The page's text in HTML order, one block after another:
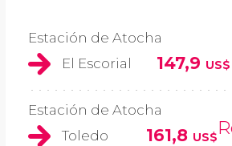
Estación de Atocha
El Escorial
147,9 US$
Estación de Atocha
Toledo
161,8 US$